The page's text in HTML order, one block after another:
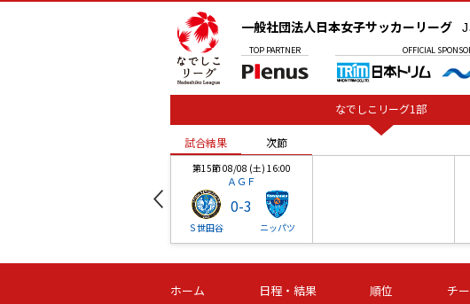
一般社団法人日本女子サッカーリーグ
TOP PARTNER OFFICIAL
なでしこリーグ1部
試合結果 次節
第15節 08/08 (土) 16:00
ＡＧＦ
Ｓ世田谷
0-3
ニッパツ
第16節 09/05 (土) 15:00
ニッパツ
第16節 09/05 (土) 15:00
石人の星
試合結果 次節
ホーム 日程・結果 順位 チ